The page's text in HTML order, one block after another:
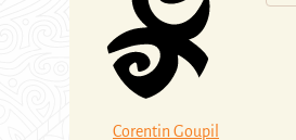
Corentin Goupil